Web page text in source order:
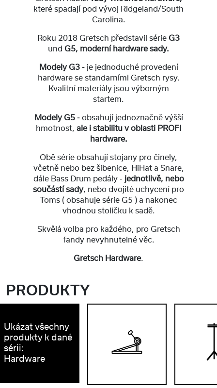
které spadají pod vývoj Ridgeland/South
Carolina.
Roku 2018 Gretsch představil série G3
und G5, moderní hardware sady.
Modely G3 - je jednoduché provedení
hardware se standarními Gretsch rysy.
Kvalitní materiály jsou výborným
startem.
Modely G5 - obsahují jednoznačně výšší
hmotnost, ale i stabilitu v oblasti PROFI
hardware.
Obě série obsahují stojany pro činely,
včetně nebo bez šibenice, HiHat a Snare,
dále Bass Drum pedály - jednotlivě, nebo
součástí sady, nebo dvojité uchycení pro
Toms ( obsahuje série G5 ) a nakonec
vhodnou stoličku k sadě.
Skvělá volba pro každého, pro Gretsch
fandy nevyhnutelné věc.
Gretsch Hardware.
PRODUKTY
Ukázat všechny
produkty k dané
sérii:
Hardware